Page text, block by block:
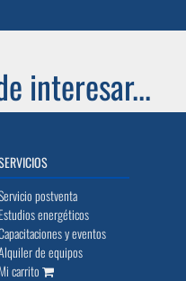
interesar...
postventa
Estudios energéticos
y eventos
de equipos
Mi carrito